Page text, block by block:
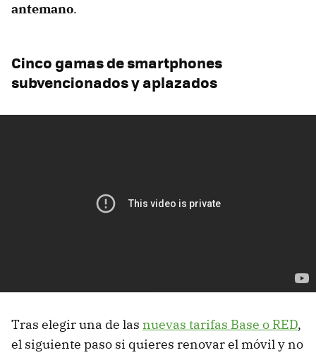
antemano.
Cinco gamas de smartphones
subvencionados y aplazados
Tras elegir una de las nuevas tarifas Base o RED,
el siguiente paso si quieres renovar el móvil y no